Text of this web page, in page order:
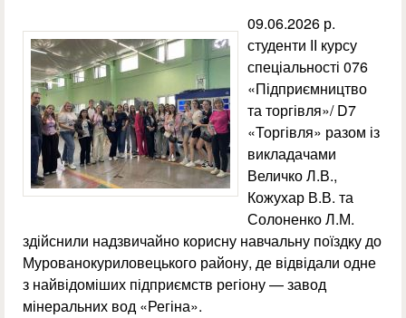
09.06.2026 р.
студенти ІІ курсу
спеціальності 076
«Підприємництво
та торгівля»/ D7
«Торгівля» разом із
викладачами
Величко Л.В.,
Кожухар В.В. та
Солоненко Л.М.
здійснили надзвичайно корисну навчальну поїздку до
Мурованокуриловецького району, де відвідали одне
з найвідоміших підприємств регіону — завод
мінеральних вод «Регіна».